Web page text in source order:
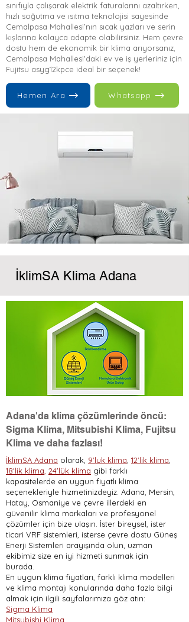
sınıfıyla çalışarak elektrik faturalarını azaltırken,
hızlı soğutma ve ısıtma teknolojisi sayesinde
Cemalpasa Mahallesi’nın sıcak yazları ve serin
kışlarına kolayca adapte olabilirsiniz. Hem çevre
dostu hem de ekonomik bir klima arıyorsanız,
Cemalpasa Mahallesi'daki ev ve iş yerleriniz için
Fujitsu asyg12kpce ideal bir seçenek!
Hemen Ara Whatsapp
İklimSA Klima Adana
Adana'da klima çözümlerinde öncü:
Sigma Klima, Mitsubishi Klima, Fujitsu
Klima ve daha fazlası!
İklimSA Adana olarak, 9'luk klima 12'lik klima
18'lik klima 24'lük klima gibi farklı
kapasitelerde en uygun fiyatlı klima
seçenekleriyle hizmetinizdeyiz. Adana, Mersin,
Hatay, Osmaniye ve çevre illerdeki en
güvenilir klima markaları ve profesyonel
çözümler için bize ulaşın. İster bireysel, ister
ticari VRF sistemleri, isterse çevre dostu Güneş
Enerji Sistemleri arayışında olun, uzman
ekibimiz size en iyi hizmeti sunmak için
burada.
En uygun klima fiyatları, farklı klima modelleri
ve klima montajı konularında daha fazla bilgi
almak için ilgili sayfalarımıza göz atın:
Sigma Klima
Mitsubishi Klima